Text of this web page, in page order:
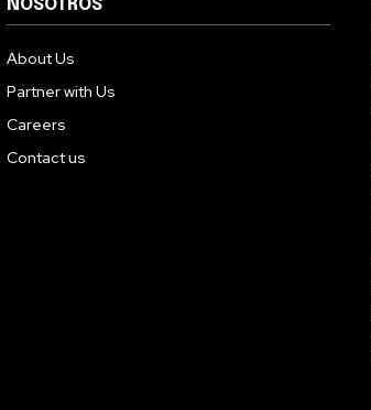
NOSOTROS
About Us
Partner with Us
Careers
Contact us